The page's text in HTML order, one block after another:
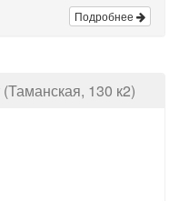
Подробнее
130 к2)